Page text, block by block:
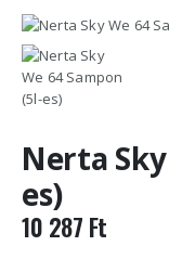
Nerta
es)
10 287 Ft